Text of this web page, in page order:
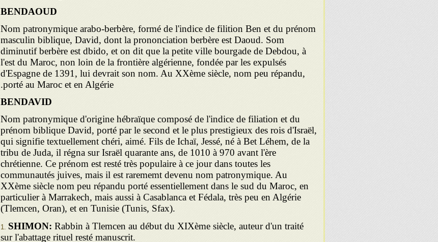
BENDAOUD
Nom patronymique arabo-berbère, formé de l'indice de filition Ben et du prénom
masculin biblique, David, dont la prononciation berbère est Daoud. Som
diminutif berbère est dbido, et on dit que la petite ville bourgade de Debdou, à
l'est du Maroc, non loin de la frontière algérienne, fondée par les expulsés
d'Espagne de 1391, lui devrait son nom. Au XXème siècle, nom peu répandu,
porté au Maroc et en Algérie.
BENDAVID
Nom patronymique d'origine hébraïque composé de l'indice de filiation et du
prénom biblique David, porté par le second et le plus prestigieux des rois d'Israël,
qui signifie textuellement chéri, aimé. Fils de Ichaï, Jessé, né à Bet Léhem, de la
tribu de Juda, il régna sur Israël quarante ans, de 1010 à 970 avant l'ère
chrétienne. Ce prénom est resté très populaire à ce jour dans toutes les
communautés juives, mais il est rarememt devenu nom patronymique. Au
XXème siècle nom peu répandu porté essentiellement dans le sud du Maroc, en
particulier à Marrakech, mais aussi à Casablanca et Fédala, très peu en Algérie
(Tlemcen, Oran), et en Tunisie (Tunis, Sfax).
SHIMON: Rabbin à Tlemcen au début du XIXème siècle, auteur d'un traité
sur l'abattage rituel resté manuscrit.